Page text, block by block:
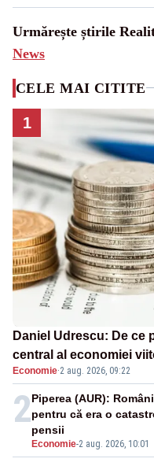
Urmărește știrile
News
CELE MAI CITITE
1
Daniel Udrescu: De ce
central al economiei
Economie·2 aug. 2026, 09:22
2
Economie-2 aug. 2026, 10:01
Piperea (AUR):
pentru că era o
pensii